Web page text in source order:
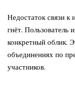
Недостаток связи
гнёт. Пользователь
конкретный облик.
объединениях по
участников.